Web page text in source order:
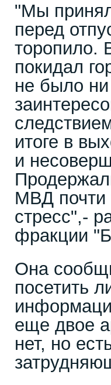
"Мы
перед
торопило.
покидал
не было
итоге в
и
МВД почти
стресс",-
фракции
Она
посетить
еще двое
нет, но